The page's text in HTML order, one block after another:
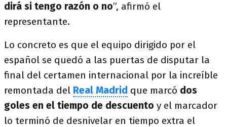
dirá si tengo razón o no”, afirmó el
representante.
Lo concreto es que el equipo dirigido por el
español se quedó a las puertas de disputar la
final del certamen internacional por la increíble
remontada del Real Madrid que marcó dos
goles en el tiempo de descuento y el marcador
lo terminó de desnivelar en tiempo extra el